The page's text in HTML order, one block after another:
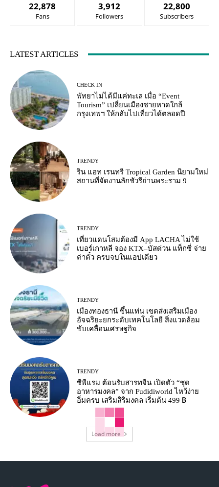
22,878
Fans
3,912
Followers
22,800
Subscribers
LATEST ARTICLES
CHECK IN
พัทยาไม่ได้มีแค่ทะเล เมื่อ “Event
Tourism” เปลี่ยนเมืองชายหาดใกล้
กรุงเทพฯ ให้กลับไปเที่ยวได้ตลอดปี
TRENDY
ริน แอท เรนทรี Tropical Garden นิยามใหม่
สถานที่จัดงานลักชัวรีย่านพระราม 9
TRENDY
เที่ยวแดนโสมต้องมี App LACHA ไม่ใช้
เบอร์เกาหลี จอง KTX–บัสด่วน แท็กซี่ จ่าย
ค่าตั๋ว ครบจบในแอปเดียว
TRENDY
เมืองทองธานี ขึ้นแท่น เขตส่งเสริมเมือง
อัจฉริยะยกระดับเทคโนโลยี สิ่งแวดล้อม
ขับเคลื่อนเศรษฐกิจ
TRENDY
ซีพีแรม ต้อนรับสารทจีน เปิดตัว “ชุด
อาหารมงคล” จาก Fudidiworld ไหว้ง่าย
อิ่มครบ เสริมสิริมงคล เริ่มต้น 499 ฿
Load more